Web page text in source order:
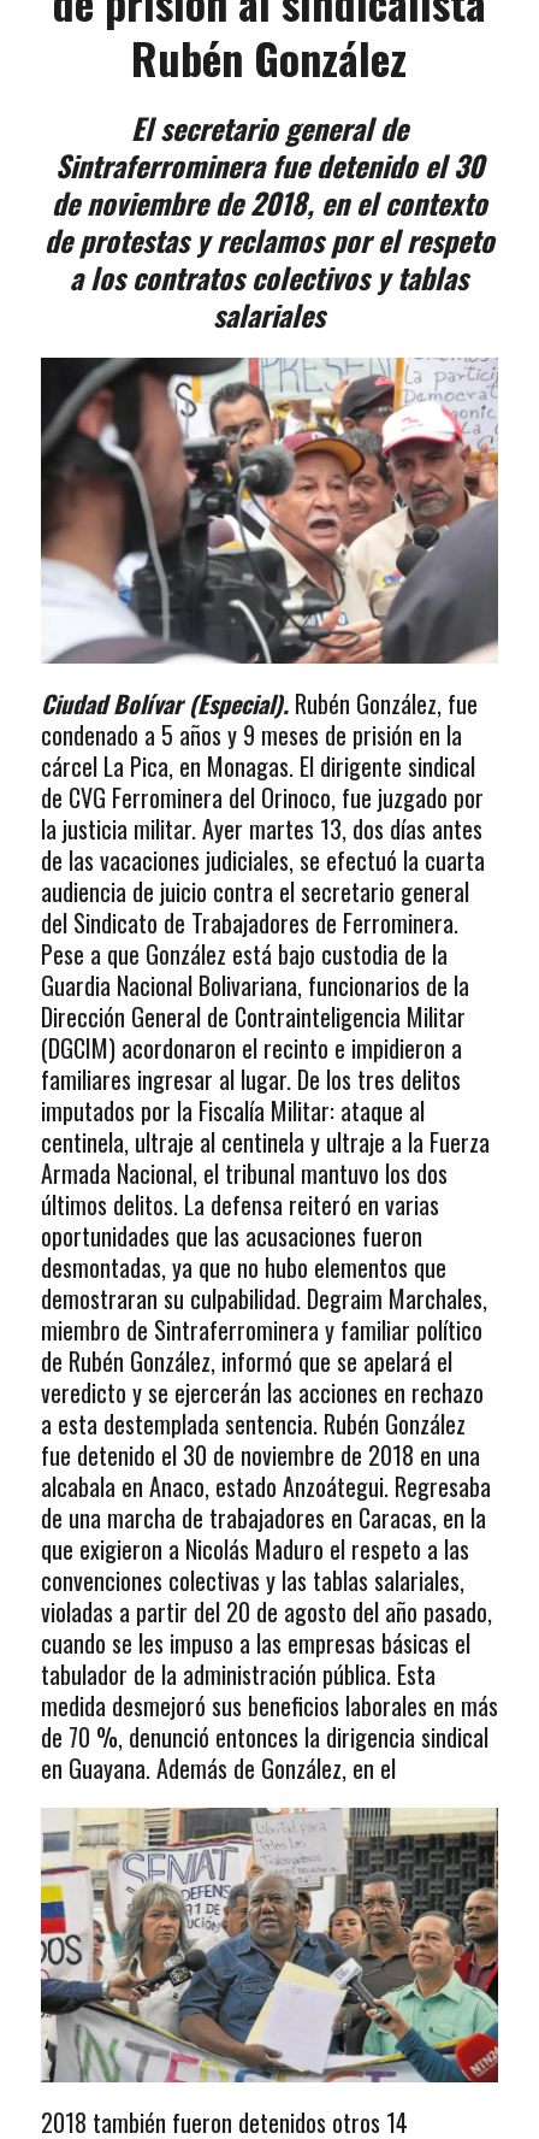
Rubén González
El secretario general de
Sintraferrominera fue detenido el 30
de noviembre de 2018, en el contexto
de protestas y reclamos por el respeto
a los contratos colectivos y tablas
salariales
Ciudad Bolívar (Especial).Rubén González, fue
condenado a 5 años y 9 meses de prisión en la
cárcel La Pica, en Monagas. El dirigente sindical
de CVG Ferrominera del Orinoco, fue juzgado por
la justicia militar. Ayer martes 13, dos días antes
de las vacaciones judiciales, se efectuó la cuarta
audiencia de juicio contra el secretario general
del Sindicato de Trabajadores de Ferrominera.
Pese a que González está bajo custodia de la
Guardia Nacional Bolivariana, funcionarios de la
Dirección General de Contrainteligencia Militar
(DGCIM) acordonaron el recinto e impidieron a
familiares ingresar al lugar. De los tres delitos
imputados por la Fiscalía Militar: ataque al
centinela, ultraje al centinela y ultraje a la Fuerza
Armada Nacional, el tribunal mantuvo los dos
últimos delitos. La defensa reiteró en varias
oportunidades que las acusaciones fueron
desmontadas, ya que no hubo elementos que
demostraran su culpabilidad. Degraim Marchales,
miembro de Sintraferrominera y familiar político
de Rubén González, informó que se apelará el
veredicto y se ejercerán las acciones en rechazo
a esta destemplada sentencia. Rubén González
fue detenido el 30 de noviembre de 2018 en una
alcabala en Anaco, estado Anzoátegui. Regresaba
de una marcha de trabajadores en Caracas, en la
que exigieron a Nicolás Maduro el respeto a las
convenciones colectivas y las tablas salariales,
violadas a partir del 20 de agosto del año pasado,
cuando se les impuso a las empresas básicas el
tabulador de la administración pública. Esta
medida desmejoró sus beneficios laborales en más
de 70 %, denunció entonces la dirigencia sindical
en Guayana. Además de González, en el
2018 también fueron detenidos otros 14